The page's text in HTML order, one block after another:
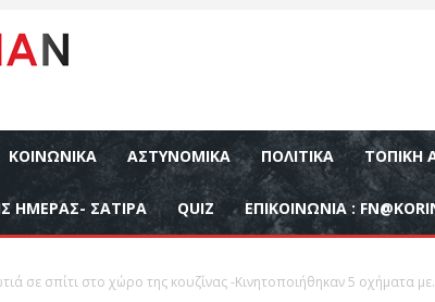
ΚΟΙΝΩΝΙΚΆ ΑΣΤΥΝΟΜΙΚΆ ΠΟΛΙΤΙΚΆ ΤΟΠΙΚΉ
ΗΜΕΡΑΣ- ΣΑΤΙΡΑ QUIZ ΕΠΙΚΟΙΝΩΝΊΑ :
σε σπίτι στο χώρο της κουζίνας -Κινητοποιήθηκαν 5 οχήματα